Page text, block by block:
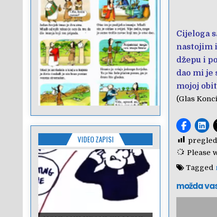
Cijeloga
nastojim
džepu i
dao mi je
mojoj
(Glas
Please
Tagged
možda
VIDEO ZAPISI